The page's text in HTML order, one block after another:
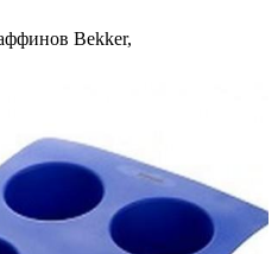
Bekker,